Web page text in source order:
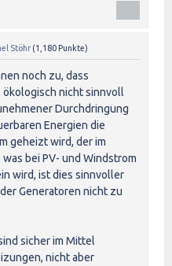
Stöhr (1,180 Punkte)
noch zu, dass
nicht sinnvoll
Durchdringung
Energien die
geheizt wird, der im
bei PV- und Windstrom
wird, ist dies sinnvoller
Generatoren nicht zu
sicher im Mittel
nicht aber